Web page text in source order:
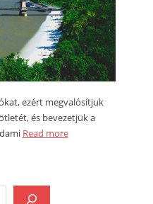
ezért megvalósítjuk
és bevezetjük a
Read more